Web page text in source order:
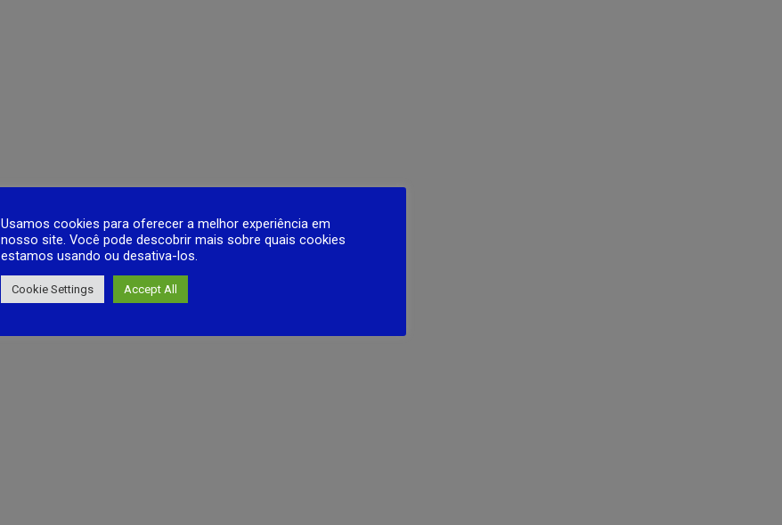
Usamos cookies para oferecer a melhor experiência em
nosso site. Você pode descobrir mais sobre quais cookies
estamos usando ou desativa-los.
Cookie Settings Accept All